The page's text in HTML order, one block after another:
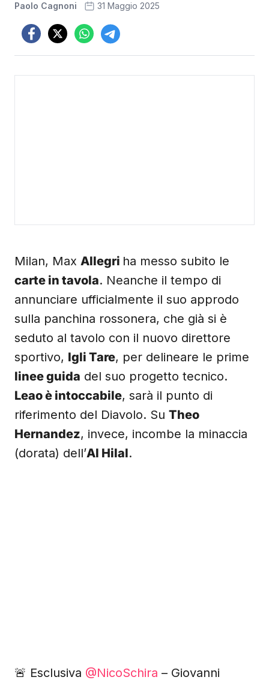
Paolo Cagnoni 31 Maggio 2025
Milan, Max Allegri ha messo subito le
carte in tavola. Neanche il tempo di
annunciare ufficialmente il suo approdo
sulla panchina rossonera, che già si è
seduto al tavolo con il nuovo direttore
sportivo, Igli Tare, per delineare le prime
linee guida del suo progetto tecnico.
Leao è intoccabile, sarà il punto di
riferimento del Diavolo. Su Theo
Hernandez, invece, incombe la minaccia
(dorata) dell’Al Hilal.
🚨 Esclusiva @NicoSchira – Giovanni